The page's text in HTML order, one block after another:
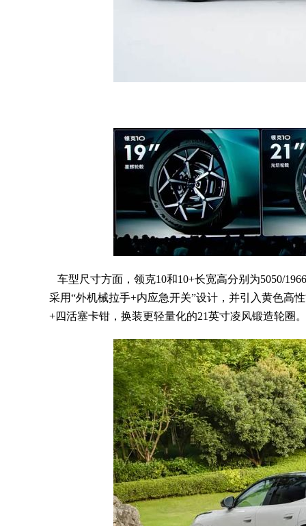
车型尺寸方面，领克10和10+长宽高分别为5050/
采用“外机械拉手+内应急开关”设计，并引入黄色高
+四活塞卡钳，换装更轻量化的21英寸凌风锻造轮圈。